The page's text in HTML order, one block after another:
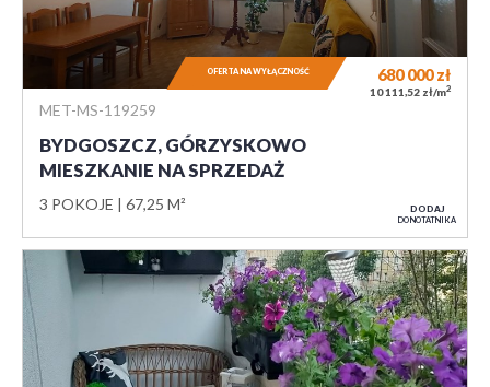
MET-MS-119259
BYDGOSZCZ, GÓRZYSKOWO
MIESZKANIE NA SPRZEDAŻ
3 POKOJE 67,25 M²
680 000zł
10 111,52 zł/m2
OFERTA NA WYŁĄCZNOŚĆ
DODAJ
DO NOTATNIKA